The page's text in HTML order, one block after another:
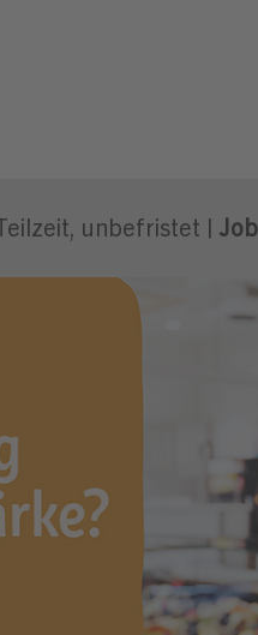
unbefristet |